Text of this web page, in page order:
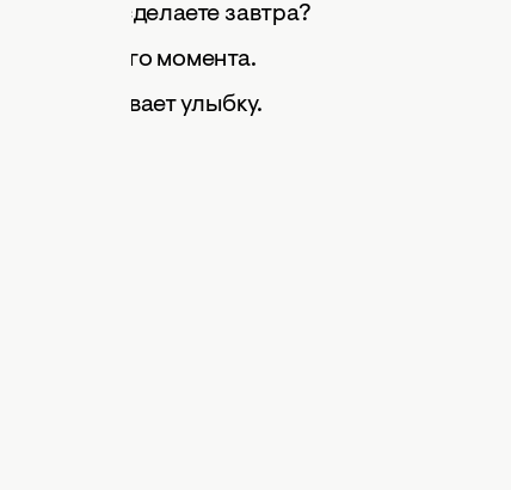
и сделаете завтра?
к вам с этого момента.
вызывает улыбку.